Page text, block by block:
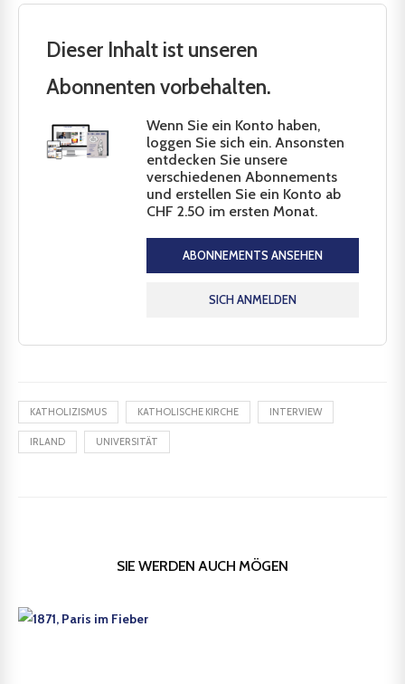
Dieser Inhalt ist unseren
Abonnenten vorbehalten.
Wenn Sie ein Konto haben,
loggen Sie sich ein. Ansonsten
entdecken Sie unsere
verschiedenen Abonnements
und erstellen Sie ein Konto ab
CHF 2.50 im ersten Monat.
ABONNEMENTS ANSEHEN
SICH ANMELDEN
KATHOLIZISMUS KATHOLISCHE KIRCHE INTERVIEW
IRLAND UNIVERSITÄT
SIE WERDEN AUCH MÖGEN